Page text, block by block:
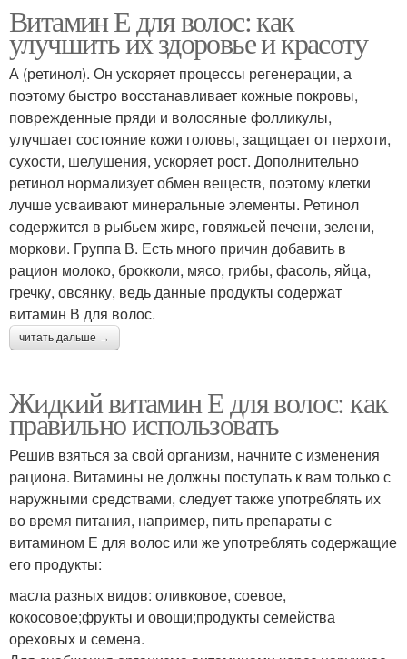
Витамин Е для волос: как
улучшить их здоровье и красоту
А (ретинол). Он ускоряет процессы регенерации, а
поэтому быстро восстанавливает кожные покровы,
поврежденные пряди и волосяные фолликулы,
улучшает состояние кожи головы, защищает от перхоти,
сухости, шелушения, ускоряет рост. Дополнительно
ретинол нормализует обмен веществ, поэтому клетки
лучше усваивают минеральные элементы. Ретинол
содержится в рыбьем жире, говяжьей печени, зелени,
моркови. Группа В. Есть много причин добавить в
рацион молоко, брокколи, мясо, грибы, фасоль, яйца,
гречку, овсянку, ведь данные продукты содержат
витамин В для волос.
читать дальше →
Жидкий витамин Е для волос: как
правильно использовать
Решив взяться за свой организм, начните с изменения
рациона. Витамины не должны поступать к вам только с
наружными средствами, следует также употреблять их
во время питания, например, пить препараты с
витамином Е для волос или же употреблять содержащие
его продукты:
масла разных видов: оливковое, соевое,
кокосовое;фрукты и овощи;продукты семейства
ореховых и семена.